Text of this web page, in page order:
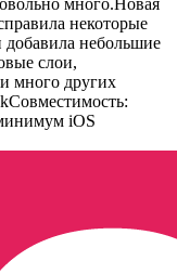
некоторые
небольшие
слои,
много других
iOS